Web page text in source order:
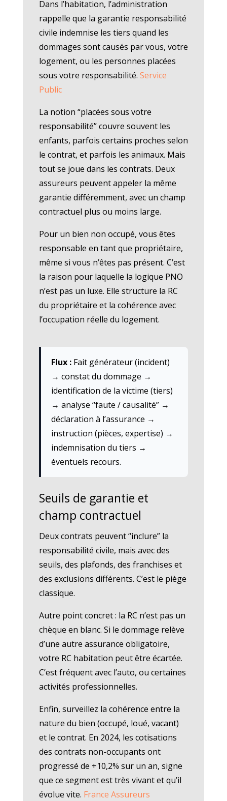
Dans l’habitation, l’administration
rappelle que la garantie responsabilité
civile indemnise les tiers quand les
dommages sont causés par vous, votre
logement, ou les personnes placées
sous votre responsabilité. Service
Public
La notion “placées sous votre
responsabilité” couvre souvent les
enfants, parfois certains proches selon
le contrat, et parfois les animaux. Mais
tout se joue dans les contrats. Deux
assureurs peuvent appeler la même
garantie différemment, avec un champ
contractuel plus ou moins large.
Pour un bien non occupé, vous êtes
responsable en tant que propriétaire,
même si vous n’êtes pas présent. C’est
la raison pour laquelle la logique PNO
n’est pas un luxe. Elle structure la RC
du propriétaire et la cohérence avec
l’occupation réelle du logement.
Flux :Fait générateur (incident)
→ constat du dommage →
identification de la victime (tiers)
→ analyse “faute / causalité” →
déclaration à l’assurance →
instruction (pièces, expertise) →
indemnisation du tiers →
éventuels recours.
Seuils de garantie et
champ contractuel
Deux contrats peuvent “inclure” la
responsabilité civile, mais avec des
seuils, des plafonds, des franchises et
des exclusions différents. C’est le piège
classique.
Autre point concret : la RC n’est pas un
chèque en blanc. Si le dommage relève
d’une autre assurance obligatoire,
votre RC habitation peut être écartée.
C’est fréquent avec l’auto, ou certaines
activités professionnelles.
Enfin, surveillez la cohérence entre la
nature du bien (occupé, loué, vacant)
et le contrat. En 2024, les cotisations
des contrats non-occupants ont
progressé de +10,2% sur un an, signe
que ce segment est très vivant et qu’il
évolue vite. France Assureurs